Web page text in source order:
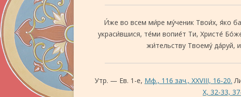
И́же во всем ми́ре му́ченик Твои́х, я́ко
украси́вшися, те́ми вопие́т Ти, Христе́
жи́тельству Твоему́ да́руй,
Утр. — Ев. 1-е, Мф., 116 зач., XXVIII, 16-20.
X, 32-33,